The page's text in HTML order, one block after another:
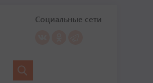
Социальные сети